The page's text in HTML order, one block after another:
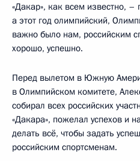
«Дакар», как всем известно, –
а этот год олимпийский,
важно было нам, российским
хорошо, успешно.
Перед вылетом в Южную
в Олимпийском комитете,
собирал всех российских
«Дакара», пожелал успехов и
делать всё, чтобы задать
российским спортсменам.